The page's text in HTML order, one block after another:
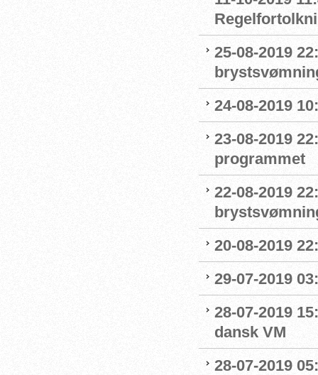
25-08-2019
24-08-2019
23-08-2019
programmet
22-08-2019
20-08-2019
29-07-2019
28-07-2019
dansk VM
28-07-2019